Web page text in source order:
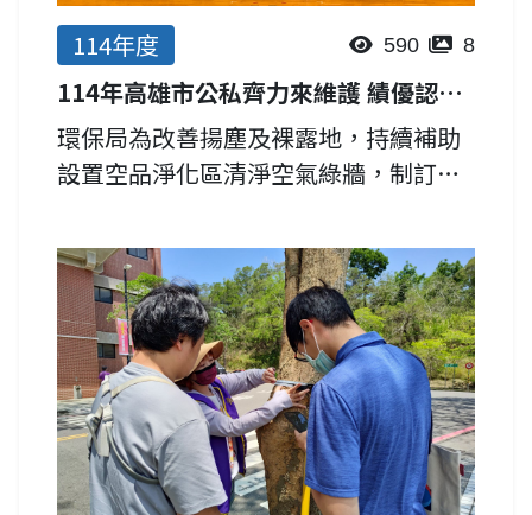
114年度 590 8
114年高雄市公私齊力來維護 績優認養單位表揚
環保局為改善揚塵及裸露地，持續補助
設置空品淨化區清淨空氣綠牆，制訂考
本市共計443處空品淨化區，綠化面積
達 229.7 公頃，約為23座高雄凹仔底森
林公園，設置數量全...